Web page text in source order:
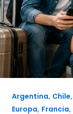
Argentina, Chile,
Europa, Francia,